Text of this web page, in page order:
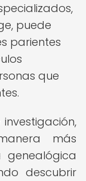
puede
parientes
que
más
descubrir